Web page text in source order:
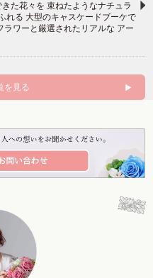
た花々を 束ねたようなナチュラ
れる 大型のキャスケードブーケで
ワーと厳選されたリアルな アー
を見る